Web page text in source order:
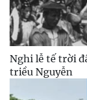
Nghi lễ tế trời
triều Nguyễn